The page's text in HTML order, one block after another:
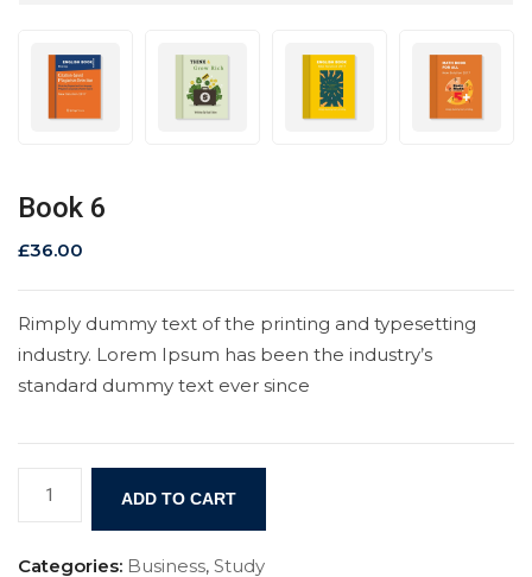
Book 6
£36.00
Rimply dummy text of the printing and typesetting
industry. Lorem Ipsum has been the industry’s
standard dummy text ever since
ADD TO CART
Categories: Business, Study